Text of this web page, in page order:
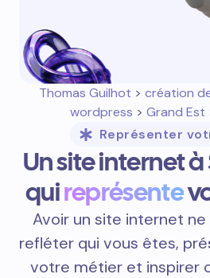
Thomas Guilhot > création
wordpress > Grand Est
Représenter
Un site internet
quireprésente
Avoir un site internet
refléter qui vous êtes,
votre métier et inspirer